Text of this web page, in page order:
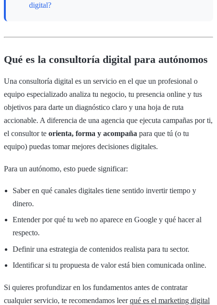
digital?
Qué es la consultoría digital para autónomos
Una consultoría digital es un servicio en el que un profesional o
equipo especializado analiza tu negocio, tu presencia online y tus
objetivos para darte un diagnóstico claro y una hoja de ruta
accionable. A diferencia de una agencia que ejecuta campañas por ti,
el consultor te orienta, forma y acompaña para que tú (o tu
equipo) puedas tomar mejores decisiones digitales.
Para un autónomo, esto puede significar:
Saber en qué canales digitales tiene sentido invertir tiempo y
dinero.
Entender por qué tu web no aparece en Google y qué hacer al
respecto.
Definir una estrategia de contenidos realista para tu sector.
Identificar si tu propuesta de valor está bien comunicada online.
Si quieres profundizar en los fundamentos antes de contratar
cualquier servicio, te recomendamos leerqué es el marketing digital